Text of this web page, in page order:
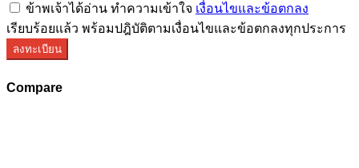
ข้าพเจ้าได้อ่าน ทำความเข้าใจ เงื่อนไขและข้อตกลง
เรียบร้อยแล้ว พร้อมปฎิบัติตามเงื่อนไขและข้อตกลงทุกประการ
ลงทะเบียน
Compare